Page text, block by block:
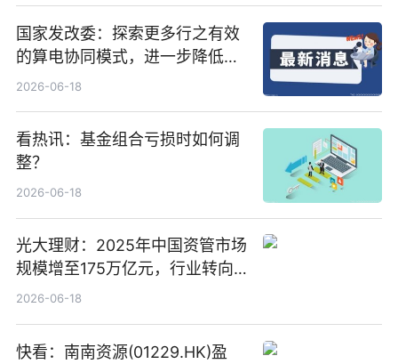
国家发改委：探索更多行之有效
的算电协同模式，进一步降低网
络传输时延_最资讯
2026-06-18
看热讯：基金组合亏损时如何调
整？
2026-06-18
光大理财：2025年中国资管市场
规模增至175万亿元，行业转向
“量质并重”
2026-06-18
快看：南南资源(01229.HK)盈